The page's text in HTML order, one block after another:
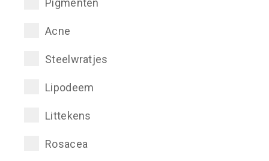
Pigmenten
Acne
Steelwratjes
Lipodeem
Littekens
Rosacea